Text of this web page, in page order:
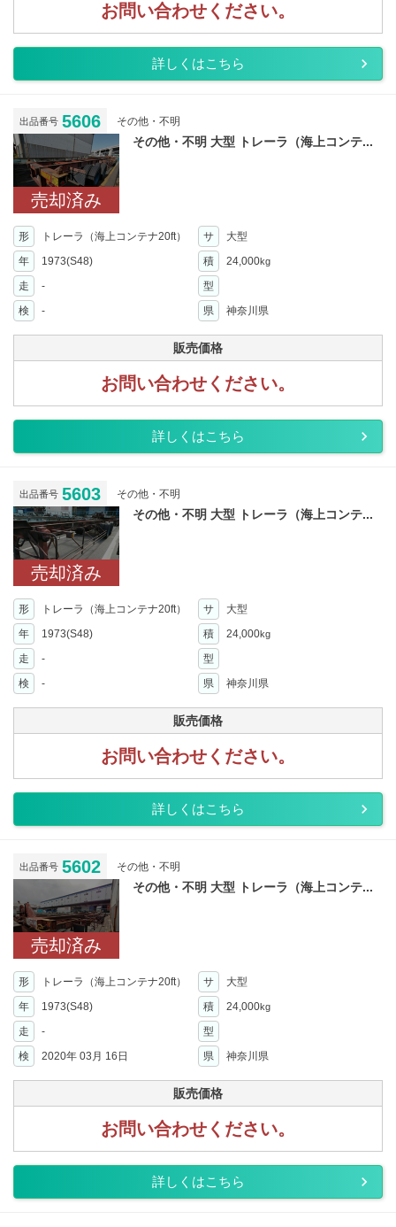
お問い合わせください。
詳しくはこちら
出品番号 5606 その他・不明
売却済み
その他・不明 大型 トレーラ（海上コンテ...
形 トレーラ（海上コンテナ20ft） サ
大型
年
1973(S48) 積 24,000kg
走 -
型
検
- 県 神奈川県
販売価格
お問い合わせください。
詳しくはこちら
出品番号 5603 その他・不明
売却済み
その他・不明 大型 トレーラ（海上コンテ...
形 トレーラ（海上コンテナ20ft） サ
大型
年
1973(S48) 積 24,000kg
走 -
型
検
- 県 神奈川県
販売価格
お問い合わせください。
詳しくはこちら
出品番号 5602 その他・不明
売却済み
その他・不明 大型 トレーラ（海上コンテ...
形 トレーラ（海上コンテナ20ft） サ
大型
年
1973(S48) 積 24,000kg
走 -
型
検
2020年 03月 16日 県 神奈川県
販売価格
お問い合わせください。
詳しくはこちら